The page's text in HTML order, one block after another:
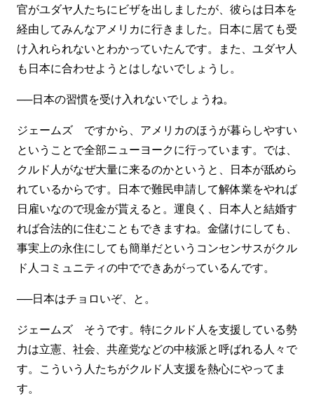
官がユダヤ人たちにビザを出しましたが、彼らは日本を
経由してみんなアメリカに行きました。日本に居ても受
け入れられないとわかっていたんです。また、ユダヤ人
も日本に合わせようとはしないでしょうし。
──日本の習慣を受け入れないでしょうね。
ジェームズ ですから、アメリカのほうが暮らしやすい
ということで全部ニューヨークに行っています。では、
クルド人がなぜ大量に来るのかというと、日本が舐めら
れているからです。日本で難民申請して解体業をやれば
日雇いなので現金が貰えると。運良く、日本人と結婚す
れば合法的に住むこともできますね。金儲けにしても、
事実上の永住にしても簡単だというコンセンサスがクル
ド人コミュニティの中でできあがっているんです。
──日本はチョロいぞ、と。
ジェームズ そうです。特にクルド人を支援している勢
力は立憲、社会、共産党などの中核派と呼ばれる人々で
す。こういう人たちがクルド人支援を熱心にやってま
す。